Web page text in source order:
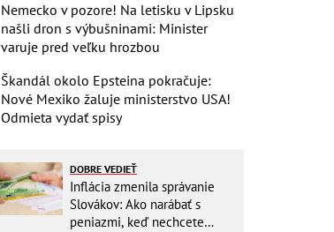
Nemecko v pozore! Na letisku v Lipsku
našli dron s výbušninami: Minister
varuje pred veľku hrozbou
Škandál okolo Epsteina pokračuje:
Nové Mexiko žaluje ministerstvo USA!
Odmieta vydať spisy
DOBRE VEDIEŤ
Inflácia zmenila správanie
Slovákov: Ako narábať s
peniazmi, keď nechcete